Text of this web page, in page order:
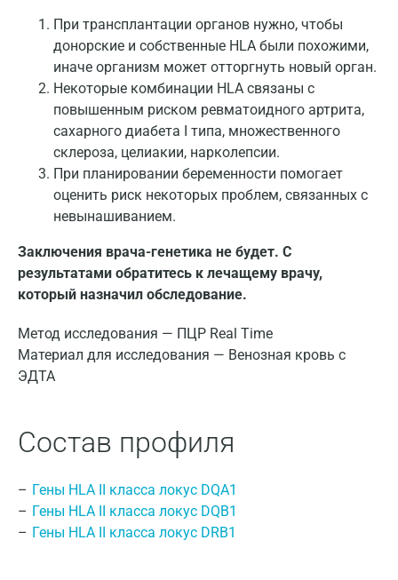
При трансплантации органов нужно, чтобы
донорские и собственные HLA были похожими,
иначе организм может отторгнуть новый орган.
Некоторые комбинации HLA связаны с
повышенным риском ревматоидного артрита,
сахарного диабета I типа, множественного
склероза, целиакии, нарколепсии.
При планировании беременности помогает
оценить риск некоторых проблем, связанных с
невынашиванием.
Заключения врача-генетика не будет. С
результатами обратитесь к лечащему врачу,
который назначил обследование.
Метод исследования — ПЦР Real Time
Материал для исследования — Венозная кровь с
ЭДТА
Состав профиля
Гены HLA II класса локус DQA1
Гены HLA II класса локус DQB1
Гены HLA II класса локус DRB1